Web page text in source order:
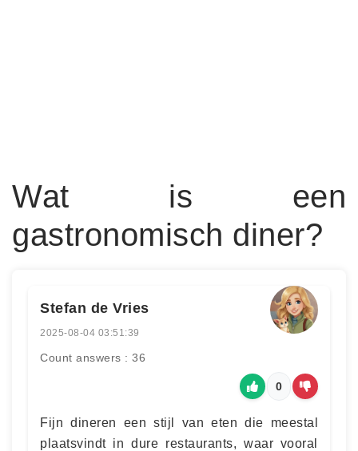
Wat is een
gastronomisch diner?
Stefan de Vries
2025-08-04 03:51:39
Count answers : 36
0
Fijn dineren een stijl van eten die meestal
plaatsvindt in dure restaurants, waar vooral